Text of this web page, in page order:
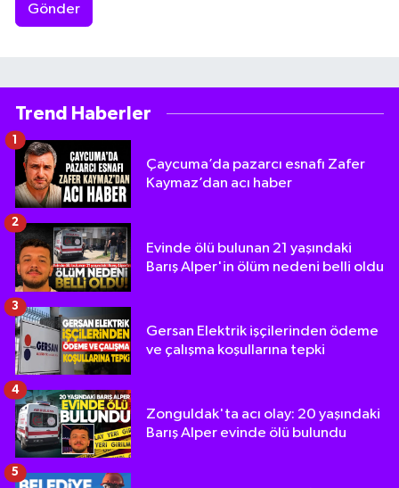
Gönder
Trend Haberler
Çaycuma’da pazarcı esnafı Zafer
Kaymaz’dan acı haber
1
Evinde ölü bulunan 21 yaşındaki
Barış Alper'in ölüm nedeni belli oldu
2
Gersan Elektrik işçilerinden ödeme
ve çalışma koşullarına tepki
3
Zonguldak'ta acı olay: 20 yaşındaki
Barış Alper evinde ölü bulundu
4
5